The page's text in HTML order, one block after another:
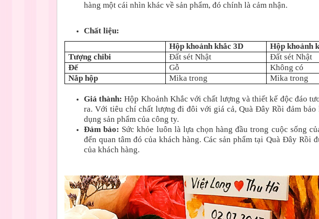
hàng một cái nhìn khác về sản phẩm, đó chính là cảm nhận.
Chất liệu:
Hộp khoảnh khắc 3D
Hộp khoảnh
Tượng chibi
Đất sét Nhật
Đất sét Nhật
Đế
Gỗ
Không có
Nắp hộp
Mika trong Mika trong
Giá thành:Hộp Khoảnh Khắc với chất lượng và thiết kế độc đáo
ra. Với tiêu chí chất lượng đi đôi với giá cả, Quà Đây Rồi đảm
dụng sản phẩm của công ty.
Đảm bảo: Sức khỏe luôn là lựa chọn hàng đầu trong cuộc sống
đến quan tâm đó của khách hàng. Các sản phẩm tại Quà Đây Rồi
của khách hàng.